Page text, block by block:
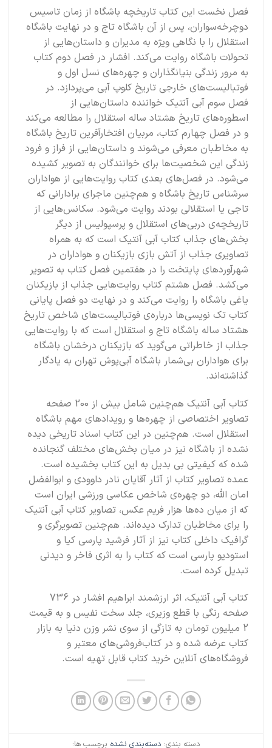
فصل نخست این کتاب تاریخچه باشگاه از زمان تاسیس
دوچرخه‌سواران، پس از آن باشگاه تاج و در نهایت باشگاه
استقلال را با نگاهی ویژه به مدیران و داستان‌هایی از
تحولات باشگاه روایت می‌کند. افشار در فصل دوم کتاب
به مرور زندگی بنیانگذاران و چهره‌های نسل اول و
فوتبالیست‌های خارجی تاریخ کلوپ آبی می‌پردازد. در
فصل سوم آبی آنتیک خواننده داستان‌هایی از
اسطوره‌های تاریخ هشتاد ساله استقلال را مطالعه می‌کند
و در فصل چهارم کتاب، مربیان افتخارآفرین تاریخ باشگاه
به مخاطبان معرفی می‌شوند و داستان‌هایی از فراز و فرود
زندگی این شخصیت‌ها برای خوانندگان به تصویر کشیده
می‌شود. در فصل‌های بعدی کتاب روایت‌هایی از هواداران
سرشناس تاریخ باشگاه و هم‌چنین ماجرای برادارانی که
تاجی یا استقلالی بودند روایت می‌شود. سکانس‌هایی از
تاریخچه‌ی دربی‌های استقلال و پرسپولیس از دیگر
بخش‌های جذاب کتاب آبی آنتیک است که به همراه
تصاویری جذاب از آتش بازی بازیکنان و هواداران در
شهرآوردهای پایتخت را در هفتمین فصل کتاب به تصویر
می‌کشد. فصل هشتم کتاب روایت‌هایی جذاب از بازیکنان
یاغی باشگاه را روایت می‌کند و در نهایت دو فصل پایانی
کتاب تک نویسی‌ها درباره‌ی فوتبالیست‌های شاخص تاریخ
هشتاد ساله باشگاه تاج و استقلال است که با روایت‌هایی
جذاب از خاطراتی می‌گوید که بازیکنان درخشان باشگاه
برای هواداران بی‌شمار باشگاه آبی‌پوش تهران به یادگار
گذاشته‌اند.
کتاب آبی آنتیک هم‌چنین شامل بیش از 200 صفحه
تصاویر اختصاصی از چهره‌ها و رویدادهای مهم باشگاه
استقلال است. هم‌چنین در این کتاب اسناد تاریخی دیده
نشده از باشگاه نیز در میان بخش‌های مختلف گنجانده
شده که کیفیتی بی بدیل به این کتاب بخشیده است.
عمده تصاویر کتاب از آثار آقایان نادر داوودی و ابوالفضل
امان الله، دو چهره‌ی شاخص عکاسی ورزشی ایران است
که از میان ده‌ها هزار فریم عکس، تصاویر کتاب آبی آنتیک
را برای مخاطبان تدارک دیده‌اند. هم‌چنین تصویرگری و
گرافیک داخلی کتاب نیز از آثار فرشید پارسی کیا و
استودیو پارسی است که کتاب را به اثری فاخر و دیدنی
تبدیل کرده است.
کتاب آبی آنتیک، اثر ارزشمند ابراهیم افشار در 736
صفحه رنگی با قطع وزیری، جلد سخت نفیس و به قیمت
2 میلیون تومان به تازگی از سوی نشر وزن دنیا به بازار
کتاب عرضه شده و در کتاب‌فروشی‌های معتبر و
فروشگاه‌های آنلاین خرید کتاب قابل تهیه است.
دسته بندی: دسته‌بندی نشده برچسب ها: